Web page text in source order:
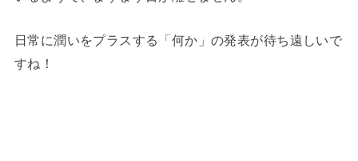
日常に潤いをプラスする「何か」の発表が待ち遠しいで
すね！